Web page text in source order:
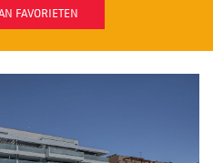
FAVORIETEN